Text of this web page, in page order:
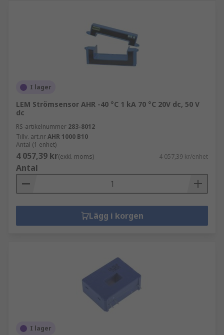
I lager
LEM Strömsensor AHR -40 °C 1 kA 70 °C 20V dc, 50 V
dc
RS-artikelnummer 283-8012
Tillv. art.nrAHR 1000 B10
Antal (1 enhet)
4 057,39 kr(exkl. moms) 4 057,39 kr/enhet
Antal
Lägg i korgen
I lager